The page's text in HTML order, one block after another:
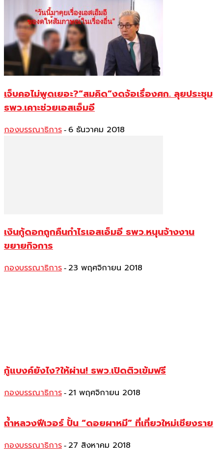
เจ็บคอไม่พูดเยอะ?“สมคิด”งดจ้อเรื่องศก. ลุยประชุม
ธพว.เคาะช่วยเอสเอ็มอี
กองบรรณาธิการ - 6 ธันวาคม 2018
เงินกู้ดอกถูกคืนกำไรเอสเอ็มอี ธพว.หนุนจ้างงาน
ขยายกิจการ
กองบรรณาธิการ - 23 พฤศจิกายน 2018
กู้แบงค์ยังไง?ให้ผ่าน! ธพว.เปิดติวเข้มฟรี
กองบรรณาธิการ - 21 พฤศจิกายน 2018
ถ้ำหลวงฟีเวอร์ ปั้น “ดอยผาหมี” ที่เที่ยวใหม่เชียงราย
กองบรรณาธิการ - 27 สิงหาคม 2018